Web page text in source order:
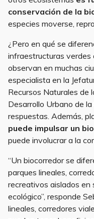
conservación de la
especies moverse,
¿Pero en qué se
infraestructuras verdes
observan en muchas
especialista en la
Recursos Naturales de
Desarrollo Urbano de
respuestas. Además,
puede impulsar un
puede involucrar a la
“Un biocorredor se
parques lineales,
recreativos aislados en
ecológico”, responde
lineales, corredores